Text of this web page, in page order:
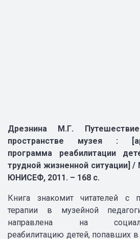
Дрезнина М.Г.
пространстве музея :
программа реабилитации
трудной жизненной ситуации]
ЮНИСЕФ, 2011. – 168 с.
Книга знакомит читателей с
терапии в музейной
направлена на
реабилитацию детей, попавших